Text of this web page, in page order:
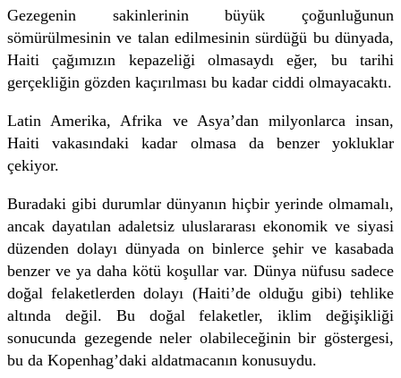
Gezegenin sakinlerinin büyük çoğunluğunun
sömürülmesinin ve talan edilmesinin sürdüğü bu dünyada,
Haiti çağımızın kepazeliği olmasaydı eğer, bu tarihi
gerçekliğin gözden kaçırılması bu kadar ciddi olmayacaktı.
Latin Amerika, Afrika ve Asya’dan milyonlarca insan,
Haiti vakasındaki kadar olmasa da benzer yokluklar
çekiyor.
Buradaki gibi durumlar dünyanın hiçbir yerinde olmamalı,
ancak dayatılan adaletsiz uluslararası ekonomik ve siyasi
düzenden dolayı dünyada on binlerce şehir ve kasabada
benzer ve ya daha kötü koşullar var. Dünya nüfusu sadece
doğal felaketlerden dolayı (Haiti’de olduğu gibi) tehlike
altında değil. Bu doğal felaketler, iklim değişikliği
sonucunda gezegende neler olabileceğinin bir göstergesi,
bu da Kopenhag’daki aldatmacanın konusuydu.